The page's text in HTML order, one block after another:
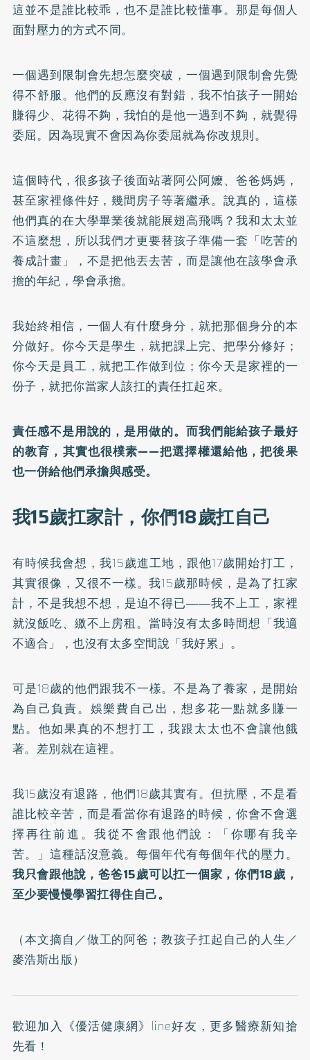
這並不是誰比較乖，也不是誰比較懂事。那是每個人
面對壓力的方式不同。
一個遇到限制會先想怎麼突破，一個遇到限制會先覺
得不舒服。他們的反應沒有對錯，我不怕孩子一開始
賺得少、花得不夠，我怕的是他一遇到不夠，就覺得
委屈。因為現實不會因為你委屈就為你改規則。
這個時代，很多孩子後面站著阿公阿嬤、爸爸媽媽，
甚至家裡條件好，幾間房子等著繼承。說真的，這樣
他們真的在大學畢業後就能展翅高飛嗎？我和太太並
不這麼想，所以我們才更要替孩子準備一套「吃苦的
養成計畫」，不是把他丟去苦，而是讓他在該學會承
擔的年紀，學會承擔。
我始終相信，一個人有什麼身分，就把那個身分的本
分做好。你今天是學生，就把課上完、把學分修好；
你今天是員工，就把工作做到位；你今天是家裡的一
份子，就把你當家人該扛的責任扛起來。
責任感不是用說的，是用做的。而我們能給孩子最好
的教育，其實也很樸素——把選擇權還給他，把後果
也一併給他們承擔與感受。
我15歲扛家計，你們18歲扛自己
有時候我會想，我15歲進工地，跟他17歲開始打工，
其實很像，又很不一樣。我15歲那時候，是為了扛家
計，不是我想不想，是迫不得已――我不上工，家裡
就沒飯吃、繳不上房租。當時沒有太多時間想「我適
不適合」，也沒有太多空間說「我好累」。
可是18歲的他們跟我不一樣。不是為了養家，是開始
為自己負責。娛樂費自己出，想多花一點就多賺一
點。他如果真的不想打工，我跟太太也不會讓他餓
著。差別就在這裡。
我15歲沒有退路，他們18歲其實有。但抗壓，不是看
誰比較辛苦，而是看當你有退路的時候，你會不會選
擇再往前進。我從不會跟他們說：「你哪有我辛
苦。」這種話沒意義。每個年代有每個年代的壓力。
我只會跟他說，爸爸15歲可以扛一個家，你們18歲，
至少要慢慢學習扛得住自己。
（本文摘自／做工的阿爸；教孩子扛起自己的人生／
麥浩斯出版）
歡迎加入 《優活健康網》line好友 ，更多醫療新知搶
先看！